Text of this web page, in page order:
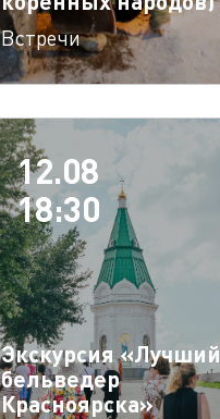
Встречи
12.08
18:30
Экскурсия «Лучший
бельведер
Красноярска»